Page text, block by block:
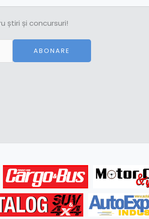
știri și concursuri!
ABONARE